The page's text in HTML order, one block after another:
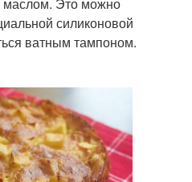
силиконовой
ватным тампоном.